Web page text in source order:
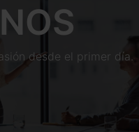
desde el primer día.